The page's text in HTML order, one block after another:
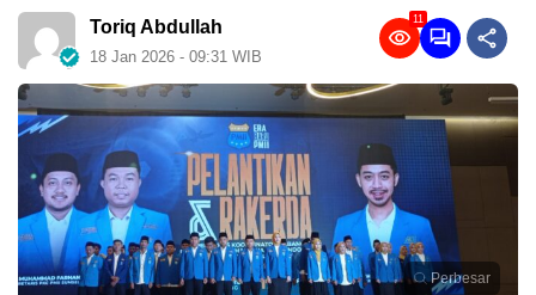
Toriq Abdullah
18 Jan 2026 - 09:31 WIB
11
Perbesar